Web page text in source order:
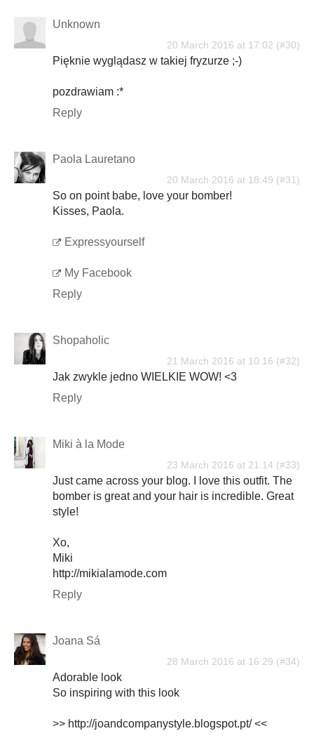
Unknown
20 March 2016 at 17:02
Pięknie wyglądasz w takiej fryzurze ;-)
pozdrawiam :*
Reply
Paola Lauretano
20 March 2016 at 18:49
So on point babe, love your bomber!
Kisses, Paola.
Expressyourself
My Facebook
Reply
Shopaholic
21 March 2016 at 10:16
Jak zwykle jedno WIELKIE WOW! <3
Reply
Miki à la Mode
23 March 2016 at 21:14
Just came across your blog. I love this outfit. The
bomber is great and your hair is incredible. Great
style!
Xo,
Miki
http://mikialamode.com
Reply
Joana Sá
28 March 2016 at 16:29
Adorable look
So inspiring with this look
>> http://joandcompanystyle.blogspot.pt/ <<